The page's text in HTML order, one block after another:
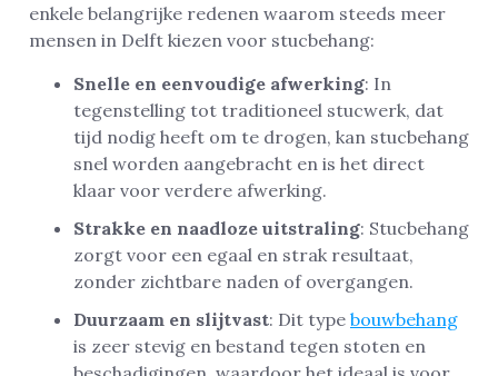
enkele belangrijke redenen waarom steeds meer
mensen in Delft kiezen voor stucbehang:
Snelle en eenvoudige afwerking: In
tegenstelling tot traditioneel stucwerk, dat
tijd nodig heeft om te drogen, kan stucbehang
snel worden aangebracht en is het direct
klaar voor verdere afwerking.
Strakke en naadloze uitstraling: Stucbehang
zorgt voor een egaal en strak resultaat,
zonder zichtbare naden of overgangen.
Duurzaam en slijtvast: Dit type bouwbehang
is zeer stevig en bestand tegen stoten en